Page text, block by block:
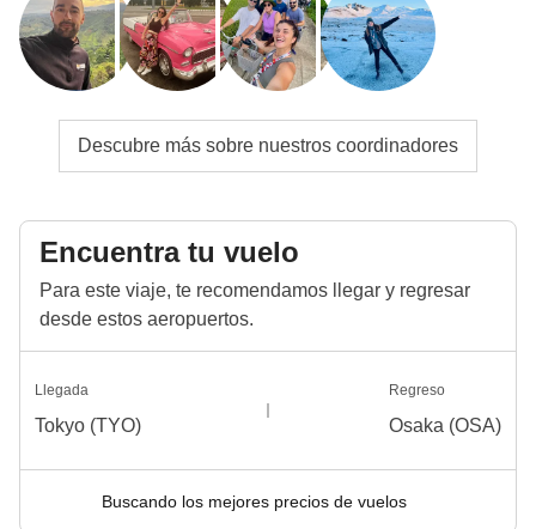
Descubre más sobre nuestros coordinadores
Encuentra tu vuelo
Para este viaje, te recomendamos llegar y regresar
desde estos aeropuertos.
Llegada
Tokyo (TYO)
Regreso
Osaka (OSA)
Buscando los mejores precios de vuelos